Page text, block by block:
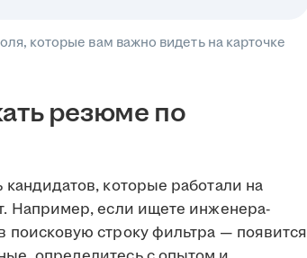
которые вам важно видеть на карточке
резюме по
которые работали на
Например, если ищете инженера-
строку фильтра — появится